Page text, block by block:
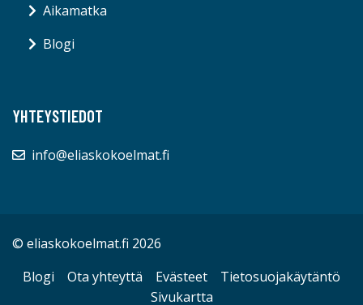
Aikamatka
Blogi
YHTEYSTIEDOT
info@eliaskokoelmat.fi
© eliaskokoelmat.fi 2026
Blogi
Ota yhteyttä Evästeet
Tietosuojakäytäntö
Sivukartta